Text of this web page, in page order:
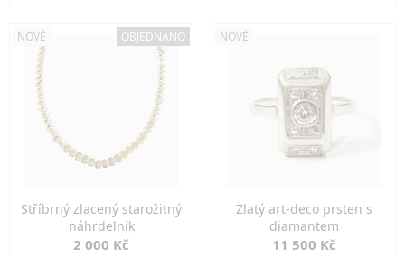
NOVÉ OBJEDNÁNO
Stříbrný zlacený starožitný
náhrdelník
2 000 Kč
NOVÉ
Zlatý art-deco prsten s
diamantem
11 500 Kč